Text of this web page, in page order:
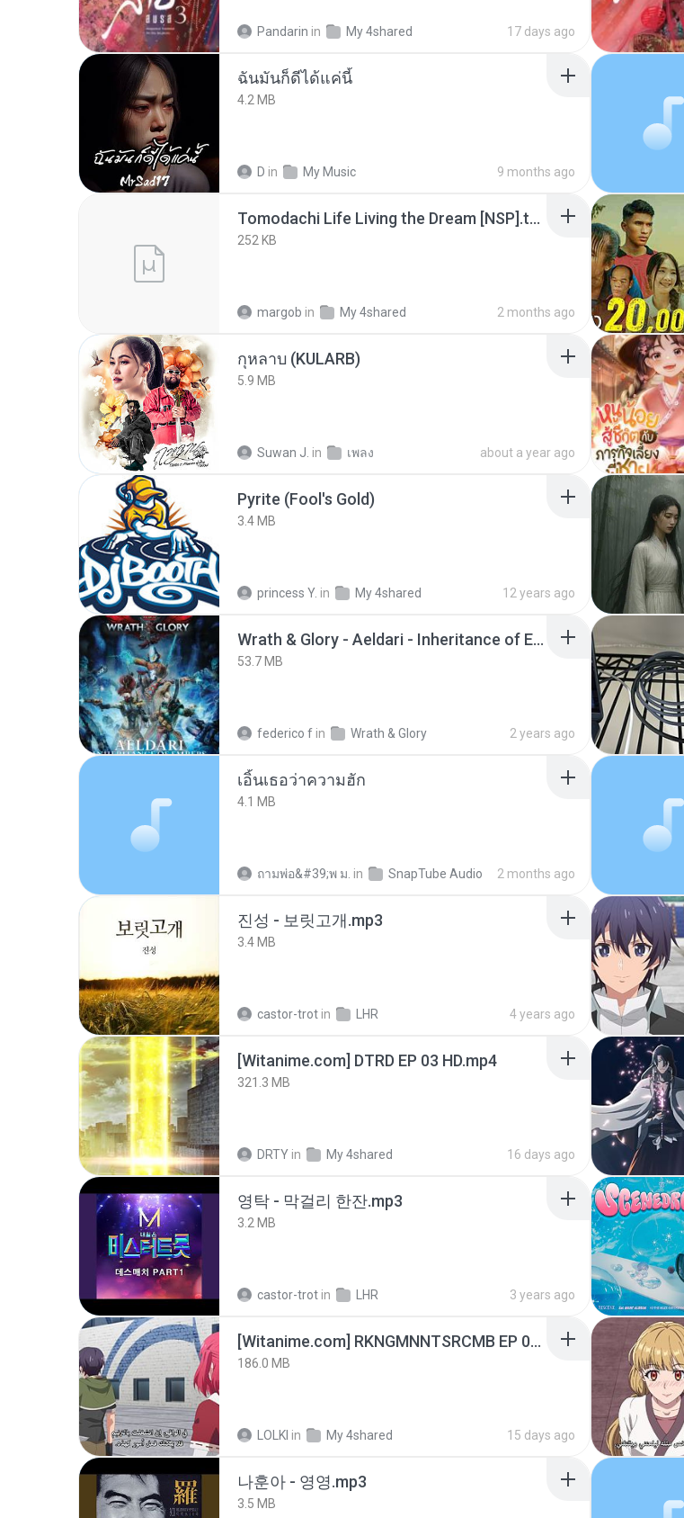
Pandarin in My 4shared 17 days ago
ฉันมันก็ดีได้แค่นี้
4.2 MB
D in My Music 9 months ago
Tomodachi Life Living the Dream [NSP].torrent
252 KB
margob in My 4shared 2 months ago
กุหลาบ (KULARB)
5.9 MB
Suwan J. in เพลง about a year ago
Pyrite (Fool's Gold)
3.4 MB
princess Y. in My 4shared 12 years ago
Wrath & Glory - Aeldari - Inheritance of Embers.pdf
53.7 MB
federico f in Wrath & Glory 2 years ago
เอิ้นเธอว่าความฮัก
4.1 MB
ถามพ่อ&#39;พ ม. in SnapTube Audio 2 months ago
진성 - 보릿고개.mp3
3.4 MB
castor-trot in LHR 4 years ago
[Witanime.com] DTRD EP 03 HD.mp4
321.3 MB
DRTY in My 4shared 16 days ago
영탁 - 막걸리 한잔.mp3
3.2 MB
castor-trot in LHR 3 years ago
[Witanime.com] RKNGMNNTSRCMB EP 05 HD.mp4
186.0 MB
LOLKI in My 4shared 15 days ago
나훈아 - 영영.mp3
3.5 MB